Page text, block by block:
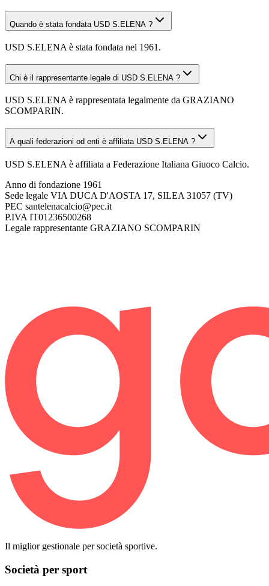
Quando è stata fondata USD S.ELENA ?
USD S.ELENA è stata fondata nel 1961.
Chi è il rappresentante legale di USD S.ELENA ?
USD S.ELENA è rappresentata legalmente da GRAZIANO
SCOMPARIN.
A quali federazioni od enti è affiliata USD S.ELENA ?
USD S.ELENA è affiliata a Federazione Italiana Giuoco Calcio.
Anno di fondazione 1961
Sede legale VIA DUCA D'AOSTA 17, SILEA 31057 (TV)
PEC santelenacalcio@pec.it
P.IVA IT01236500268
Legale rappresentante GRAZIANO SCOMPARIN
Il miglior gestionale per società sportive.
Società per sport